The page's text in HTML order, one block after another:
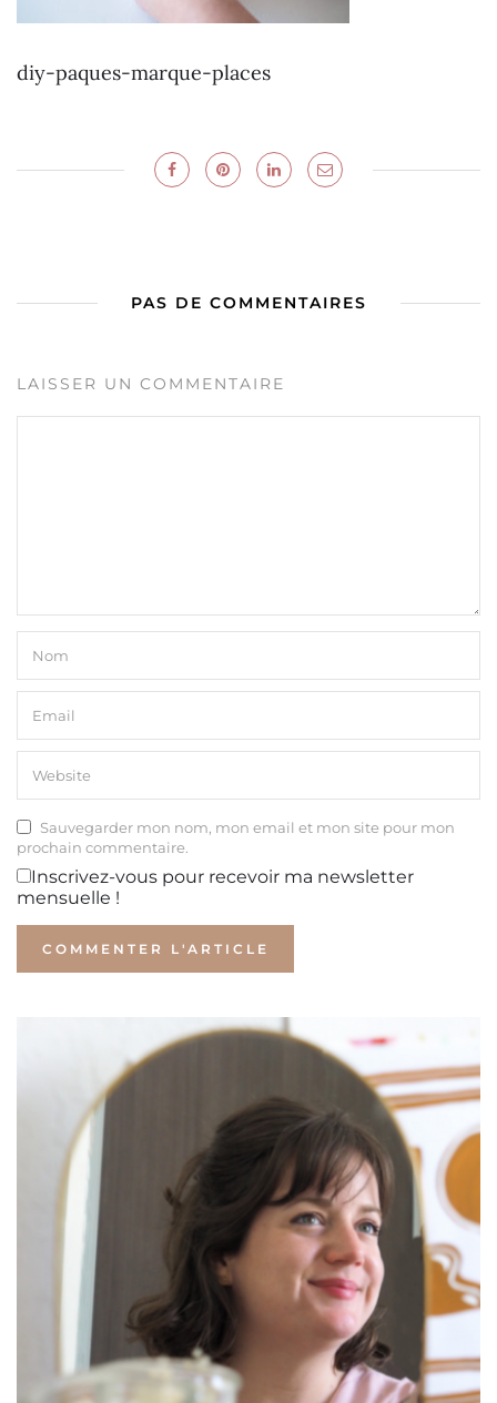
diy-paques-marque-places
PAS DE COMMENTAIRES
LAISSER UN COMMENTAIRE
Sauvegarder mon nom, mon email et mon site pour mon
prochain commentaire.
Inscrivez-vous pour recevoir ma newsletter
mensuelle !